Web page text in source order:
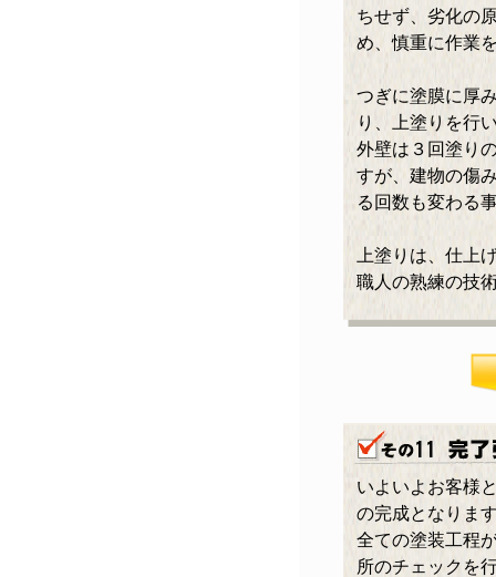
ちせず、劣化の
め、慎重に作業
つぎに塗膜に厚
り、上塗りを行
外壁は３回塗り
すが、建物の傷
る回数も変わる
上塗りは、仕上
職人の熟練の技
いよいよお客様
の完成となりま
全ての塗装工程
所のチェックを